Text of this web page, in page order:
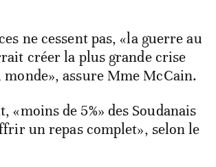
ne cessent pas, «la guerre au
créer la plus grande crise
monde», assure Mme McCain.
«moins de 5%» des Soudanais
un repas complet», selon le